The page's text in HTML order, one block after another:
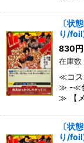
〔状
り/
830円
在庫数
≪コ
≫ -≪
≫ 【
〔状
り/